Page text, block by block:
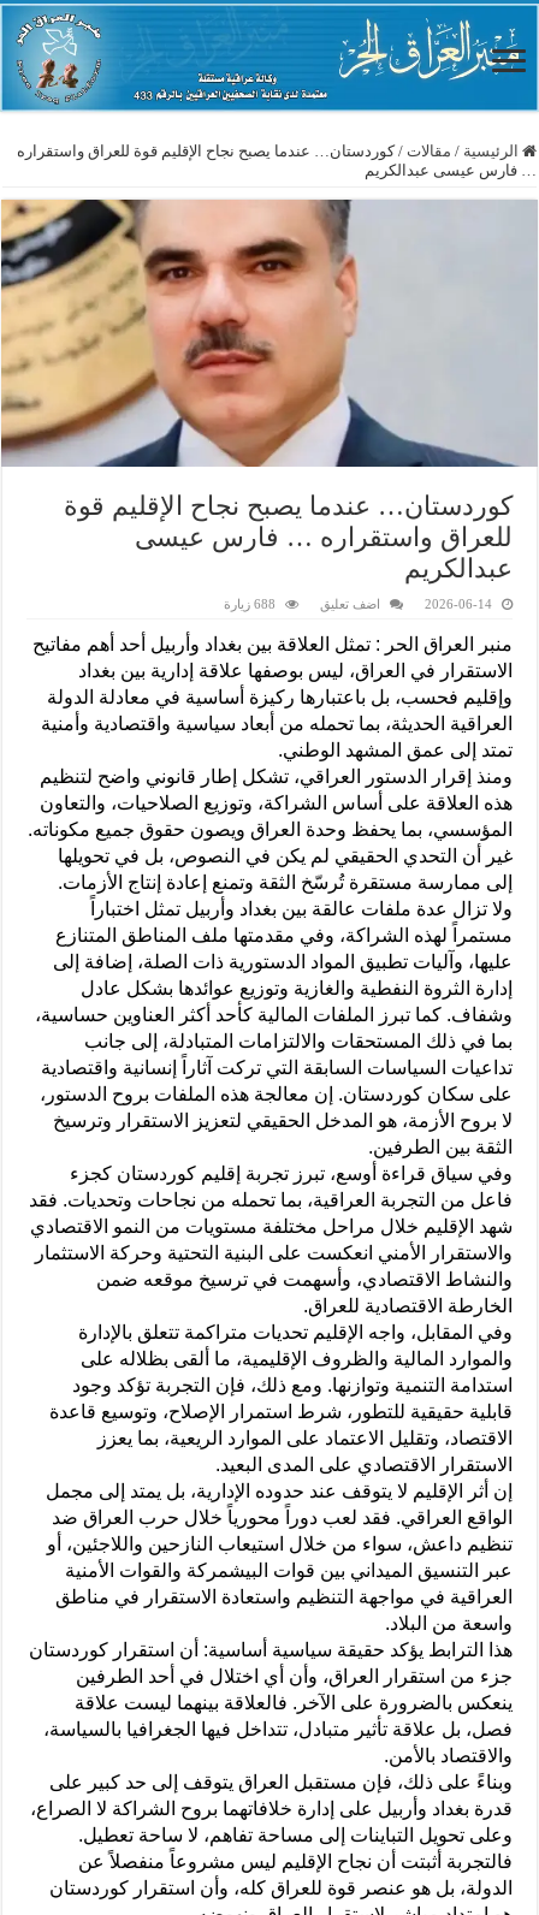
الرئيسية / مقالات / كوردستان… عندما يصبح نجاح الإقليم قوة للعراق واستقراره
… فارس عيسى عبدالكريم
كوردستان… عندما يصبح نجاح الإقليم قوة
للعراق واستقراره … فارس عيسى
عبدالكريم
2026-06-14 اضف تعليق 688 زيارة
منبر العراق الحر : تمثل العلاقة بين بغداد وأربيل أحد أهم مفاتيح
الاستقرار في العراق، ليس بوصفها علاقة إدارية بين بغداد
وإقليم فحسب، بل باعتبارها ركيزة أساسية في معادلة الدولة
العراقية الحديثة، بما تحمله من أبعاد سياسية واقتصادية وأمنية
تمتد إلى عمق المشهد الوطني.
ومنذ إقرار الدستور العراقي، تشكل إطار قانوني واضح لتنظيم
هذه العلاقة على أساس الشراكة، وتوزيع الصلاحيات، والتعاون
المؤسسي، بما يحفظ وحدة العراق ويصون حقوق جميع مكوناته.
غير أن التحدي الحقيقي لم يكن في النصوص، بل في تحويلها
إلى ممارسة مستقرة تُرسّخ الثقة وتمنع إعادة إنتاج الأزمات.
ولا تزال عدة ملفات عالقة بين بغداد وأربيل تمثل اختباراً
مستمراً لهذه الشراكة، وفي مقدمتها ملف المناطق المتنازع
عليها، وآليات تطبيق المواد الدستورية ذات الصلة، إضافة إلى
إدارة الثروة النفطية والغازية وتوزيع عوائدها بشكل عادل
وشفاف. كما تبرز الملفات المالية كأحد أكثر العناوين حساسية،
بما في ذلك المستحقات والالتزامات المتبادلة، إلى جانب
تداعيات السياسات السابقة التي تركت آثاراً إنسانية واقتصادية
على سكان كوردستان. إن معالجة هذه الملفات بروح الدستور،
لا بروح الأزمة، هو المدخل الحقيقي لتعزيز الاستقرار وترسيخ
الثقة بين الطرفين.
وفي سياق قراءة أوسع، تبرز تجربة إقليم كوردستان كجزء
فاعل من التجربة العراقية، بما تحمله من نجاحات وتحديات. فقد
شهد الإقليم خلال مراحل مختلفة مستويات من النمو الاقتصادي
والاستقرار الأمني انعكست على البنية التحتية وحركة الاستثمار
والنشاط الاقتصادي، وأسهمت في ترسيخ موقعه ضمن
الخارطة الاقتصادية للعراق.
وفي المقابل، واجه الإقليم تحديات متراكمة تتعلق بالإدارة
والموارد المالية والظروف الإقليمية، ما ألقى بظلاله على
استدامة التنمية وتوازنها. ومع ذلك، فإن التجربة تؤكد وجود
قابلية حقيقية للتطور، شرط استمرار الإصلاح، وتوسيع قاعدة
الاقتصاد، وتقليل الاعتماد على الموارد الريعية، بما يعزز
الاستقرار الاقتصادي على المدى البعيد.
إن أثر الإقليم لا يتوقف عند حدوده الإدارية، بل يمتد إلى مجمل
الواقع العراقي. فقد لعب دوراً محورياً خلال حرب العراق ضد
تنظيم داعش، سواء من خلال استيعاب النازحين واللاجئين، أو
عبر التنسيق الميداني بين قوات البيشمركة والقوات الأمنية
العراقية في مواجهة التنظيم واستعادة الاستقرار في مناطق
واسعة من البلاد.
هذا الترابط يؤكد حقيقة سياسية أساسية: أن استقرار كوردستان
جزء من استقرار العراق، وأن أي اختلال في أحد الطرفين
ينعكس بالضرورة على الآخر. فالعلاقة بينهما ليست علاقة
فصل، بل علاقة تأثير متبادل، تتداخل فيها الجغرافيا بالسياسة،
والاقتصاد بالأمن.
وبناءً على ذلك، فإن مستقبل العراق يتوقف إلى حد كبير على
قدرة بغداد وأربيل على إدارة خلافاتهما بروح الشراكة لا الصراع،
وعلى تحويل التباينات إلى مساحة تفاهم، لا ساحة تعطيل.
فالتجربة أثبتت أن نجاح الإقليم ليس مشروعاً منفصلاً عن
الدولة، بل هو عنصر قوة للعراق كله، وأن استقرار كوردستان